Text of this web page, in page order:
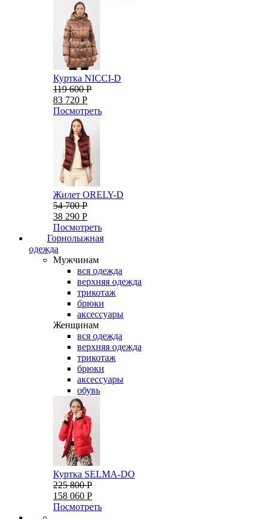
Куртка NICCI-D
119 600 Р
83 720 Р
Посмотреть
Жилет ORELY-D
54 700 Р
38 290 Р
Посмотреть
Горнолыжная
одежда
Мужчинам
вся одежда
верхняя одежда
трикотаж
брюки
аксессуары
Женщинам
вся одежда
верхняя одежда
трикотаж
брюки
аксессуары
обувь
Куртка SELMA-DO
225 800 Р
158 060 Р
Посмотреть